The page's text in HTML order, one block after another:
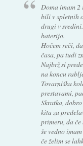
Doma imam
bili v spletnih
drugi v
baterijo.
Hočem reči,
časa, pa tudi
Najbrž si
na koncu
Tovarniška
prestavami,
Skratka,
kita za
primeru, da
še vedno
če želim se